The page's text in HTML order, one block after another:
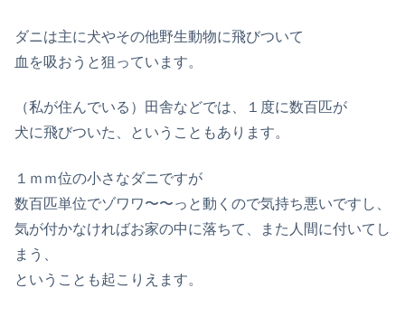
ダニは主に犬やその他野生動物に飛びついて
血を吸おうと狙っています。
（私が住んでいる）田舎などでは、１度に数百匹が
犬に飛びついた、ということもあります。
１ｍｍ位の小さなダニですが
数百匹単位でゾワワ〜〜っと動くので気持ち悪いですし、
気が付かなければお家の中に落ちて、また人間に付いてし
まう、
ということも起こりえます。